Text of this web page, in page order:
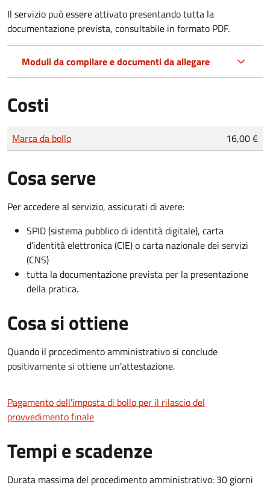
Il servizio può essere attivato presentando tutta la
documentazione prevista, consultabile in formato PDF.
Moduli da compilare e documenti da allegare
Costi
Tipo di pagamento
Importo
Marca da bollo 16,00 €
Cosa serve
Per accedere al servizio, assicurati di avere:
SPID (sistema pubblico di identità digitale), carta
d’identità elettronica (CIE) o carta nazionale dei servizi
(CNS)
tutta la documentazione prevista per la presentazione
della pratica.
Cosa si ottiene
Quando il procedimento amministrativo si conclude
positivamente si ottiene un'attestazione.
Pagamento dell'imposta di bollo per il rilascio del
provvedimento finale
Tempi e scadenze
Durata massima del procedimento amministrativo: 30 giorni